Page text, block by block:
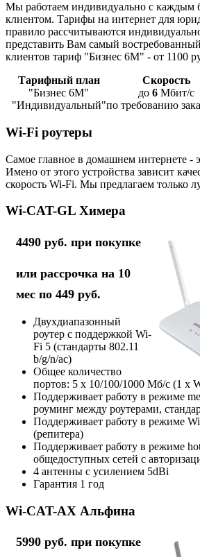
Мы работаем индивидуально с каждым
клиентом. Тарифы на интернет для
правило рассчитываются
представить Вам самый
клиентов тариф "Бизнес 6М" - от 1100
Тарифный план
Скорость
"Бизнес 6М"
до 6 Мбит/с
"Индивидуальный"по требованию
Wi-Fi роутеры
Самое главное в домашнем интернете -
Имено от этого устройства зависит
скорость Wi-Fi. Мы предлагаем только
Wi-CAT-GL Химера
4490 руб. при покупке
или рассрочка на 10
мес по 449 руб.
Двухдиапазонный
роутер с поддержкой Wi-
Fi 5 (стандарты 802.11
b/g/n/ac)
Общее количество
портов: 5 х 10/100/1000 Мб/с (1 x
Поддерживает работу в режиме
роуминг между роутерами,
Поддерживает работу в режиме
(репитера)
Поддерживает работу в режиме
общедоступных сетей с
4 антенны с усилением 5dBi
Гарантия 1 год
Wi-CAT-AX Альфина
5990 руб. при покупке